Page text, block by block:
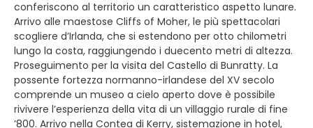
conferiscono al territorio un caratteristico aspetto lunare.
Arrivo alle maestose Cliffs of Moher, le più spettacolari
scogliere d’Irlanda, che si estendono per otto chilometri
lungo la costa, raggiungendo i duecento metri di altezza.
Proseguimento per la visita del Castello di Bunratty. La
possente fortezza normanno-irlandese del XV secolo
comprende un museo a cielo aperto dove è possibile
rivivere l’esperienza della vita di un villaggio rurale di fine
’800. Arrivo nella Contea di Kerry, sistemazione in hotel,